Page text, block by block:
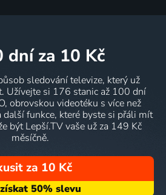
dní za 10 Kč
sledování televize, který už
Užívejte si 176 stanic až 100 dní
obrovskou videotéku s více než
funkce, které byste si přáli mít
být Lepší.TV vaše už za 149 Kč
měsíčně.
za 10 Kč